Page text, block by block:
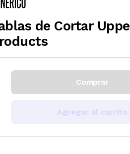
de Cortar
Comprar
Agregar al carrito